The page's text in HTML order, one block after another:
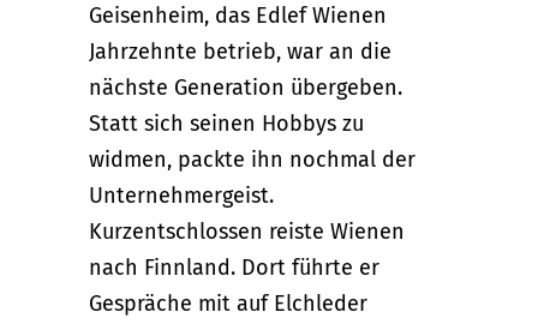
Geisenheim, das Edlef Wienen
Jahrzehnte betrieb, war an die
nächste Generation übergeben.
Statt sich seinen Hobbys zu
widmen, packte ihn nochmal der
Unternehmergeist.
Kurzentschlossen reiste Wienen
nach Finnland. Dort führte er
Gespräche mit auf Elchleder